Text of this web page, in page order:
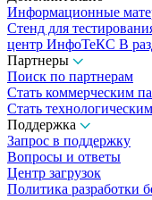
Информационные
Стенд для
центр ИнфоТеКС В
Партнеры
Поиск по партнерам
Стать коммерческим
Стать
Поддержка
Запрос в поддержку
Вопросы и ответы
Центр загрузок
Политика разработки